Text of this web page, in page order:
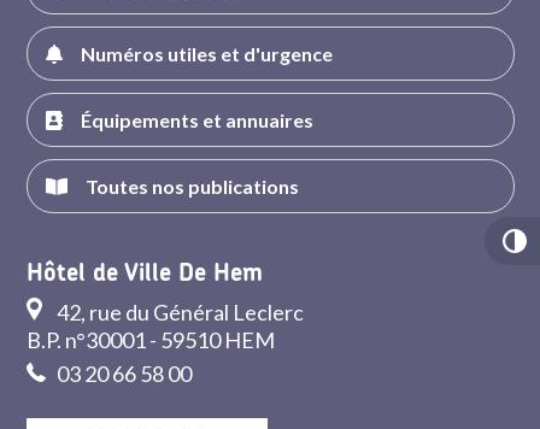
Numéros utiles et d'urgence
Équipements et annuaires
Toutes nos publications
Hôtel de Ville De Hem
42, rue du Général Leclerc
B.P. n°30001 - 59510 HEM
03 20 66 58 00